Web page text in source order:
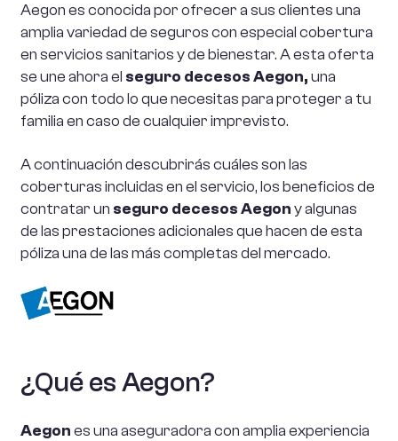
Aegon es conocida por ofrecer a sus clientes una
amplia variedad de seguros con especial cobertura
en servicios sanitarios y de bienestar. A esta oferta
se une ahora el seguro decesos Aegon,una
póliza con todo lo que necesitas para proteger a tu
familia en caso de cualquier imprevisto.
A continuación descubrirás cuáles son las
coberturas incluidas en el servicio, los beneficios de
contratar un seguro decesos Aegony algunas
de las prestaciones adicionales que hacen de esta
póliza una de las más completas del mercado.
¿Qué esAegon?
Aegones una aseguradora con amplia experiencia